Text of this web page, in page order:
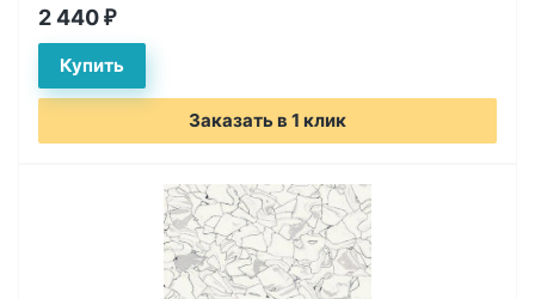
2 440 ₽
Заказать в 1 клик